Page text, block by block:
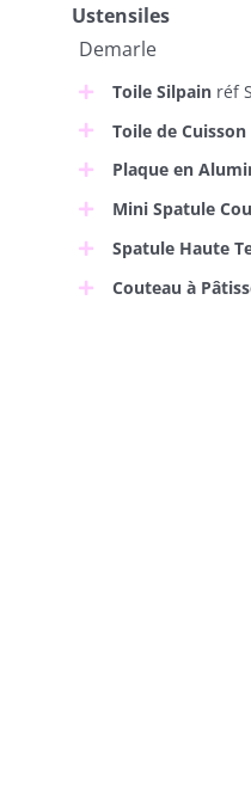
Ustensiles
Demarle
Toile Silpainréf
Toile de Cuisson
Plaque en
Mini Spatule
Spatule Haute
Couteau à